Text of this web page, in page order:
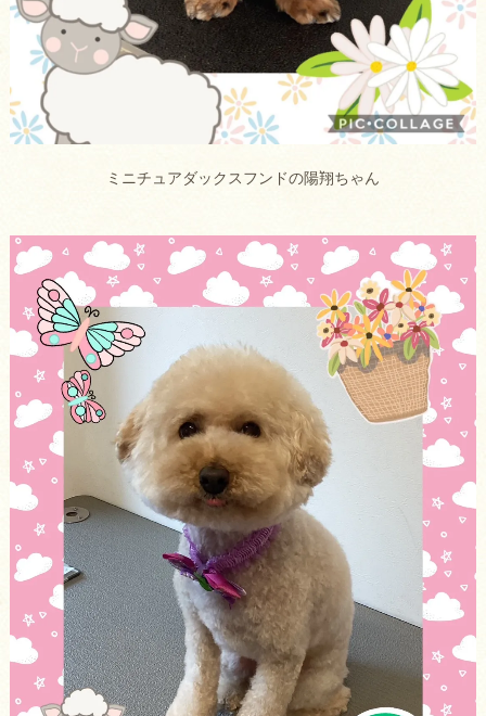
ミニチュアダックスフンドの陽翔ちゃん